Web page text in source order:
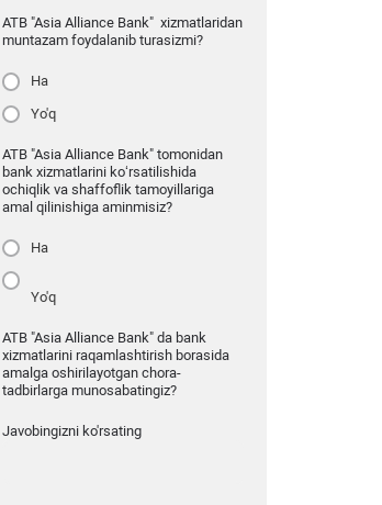
ATB "Asia Alliance Bank" xizmatlaridan
muntazam foydalanib turasizmi?
Ha
Yo'q
ATB "Asia Alliance Bank" tomonidan
bank xizmatlarini ko‘rsatilishida
ochiqlik va shaffoflik tamoyillariga
amal qilinishiga aminmisiz?
Ha
Yo'q
ATB "Asia Alliance Bank" da bank
xizmatlarini raqamlashtirish borasida
amalga oshirilayotgan chora-
tadbirlarga munosabatingiz?
Javobingizni ko'rsating